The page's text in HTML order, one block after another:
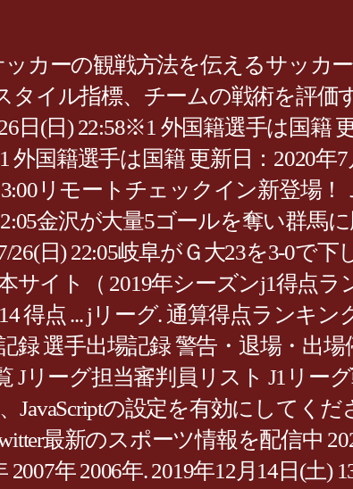
カーの観戦方法を伝えるサッカ
イル指標、チームの戦術を評価
(日) 22:58※1 外国籍選手は国籍
外国籍選手は国籍 更新日：2020年7
リモートチェックイン新登場
金沢が大量5ゴールを奪い群馬
日) 22:05岐阜がＧ大23を3-0で下
イト（ 2019年シーズンj1得点ラ
得点 ... jリーグ. 通算得点ランキン
録 選手出場記録 警告・退場・出場
Jリーグ担当審判員リスト J1リー
の設定を有効にしてくだ
最新のスポーツ情報を配信中
2007年 2006年. 2019年12月14日(土)